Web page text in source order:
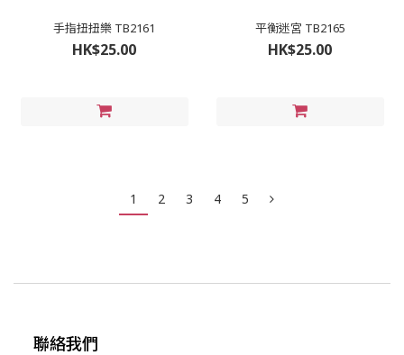
手指扭扭樂 TB2161
HK$25.00
平衡迷宮 TB2165
HK$25.00
1 2 3 4 5
聯絡我們